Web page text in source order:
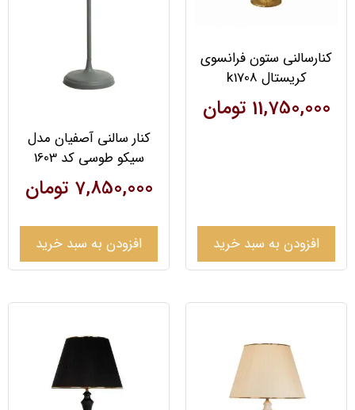
کنارسالنی ستون فرانسوی
کریستال k1708
11,750,000 تومان
افزودن به سبد خرید
کنار سالنی آصفیان مدل
سیکو طوسی کد 1603
7,850,000 تومان
افزودن به سبد خرید